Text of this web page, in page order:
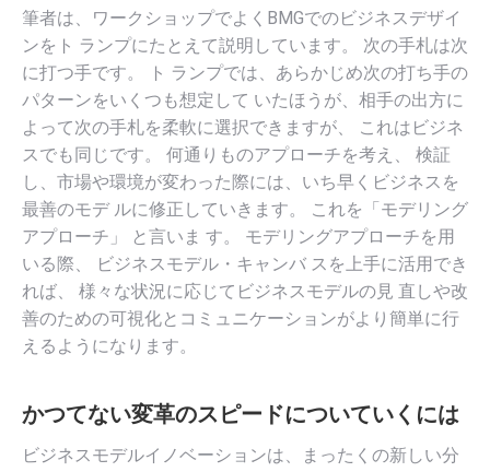
筆者は、ワークショップでよくBMGでのビジネスデザイ
ンをト ランプにたとえて説明しています。 次の手札は次
に打つ手です。 ト ランプでは、あらかじめ次の打ち手の
パターンをいくつも想定して いたほうが、相手の出方に
よって次の手札を柔軟に選択できますが、 これはビジネ
スでも同じです。 何通りものアプローチを考え、 検証
し、市場や環境が変わった際には、いち早くビジネスを
最善のモデ ルに修正していきます。 これを「モデリング
アプローチ」 と言いま す。 モデリングアプローチを用
いる際、 ビジネスモデル・キャンバ スを上手に活用でき
れば、 様々な状況に応じてビジネスモデルの見 直しや改
善のための可視化とコミュニケーションがより簡単に行
えるようになります。
かつてない変革のスピードについていくには
ビジネスモデルイノベーションは、まったくの新しい分